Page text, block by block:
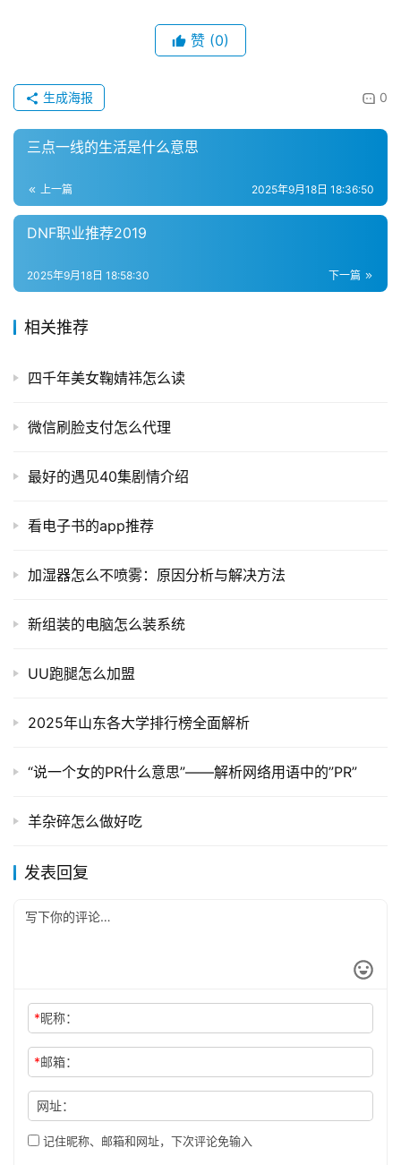
赞 (0)
0
生成海报
三点一线的生活是什么意思
上一篇 2025年9月18日 18:36:50
DNF职业推荐2019
下一篇
2025年9月18日 18:58:30
相关推荐
四千年美女鞠婧祎怎么读
微信刷脸支付怎么代理
最好的遇见40集剧情介绍
看电子书的app推荐
加湿器怎么不喷雾：原因分析与解决方法
新组装的电脑怎么装系统
UU跑腿怎么加盟
2025年山东各大学排行榜全面解析
“说一个女的PR什么意思”——解析网络用语中的”PR”
羊杂碎怎么做好吃
发表回复
*昵称：
*邮箱：
网址：
记住昵称、邮箱和网址，下次评论免输入